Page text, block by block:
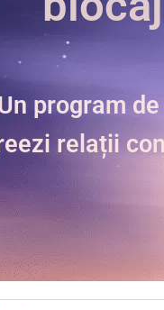
program
relații